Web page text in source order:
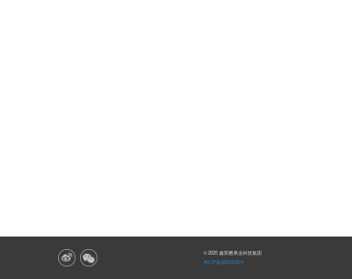
© 2025 鑫荣懋果业科技集团
粤ICP备08024545号